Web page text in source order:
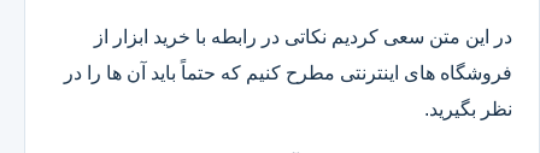
در این متن سعی کردیم نکاتی در رابطه با خرید ابزار از
فروشگاه های اینترنتی مطرح کنیم که حتماً باید آن ها را در
نظر بگیرید.